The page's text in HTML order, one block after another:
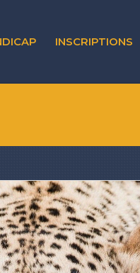
INSCRIPTIONS